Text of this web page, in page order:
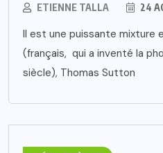
ETIENNE TALLA 24
Il est une puissante mixture
(français, qui a inventé la
siècle), Thomas Sutton